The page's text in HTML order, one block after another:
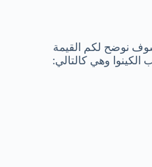
نوضح لكم القيمة
الكينوا وهي كالتالي: